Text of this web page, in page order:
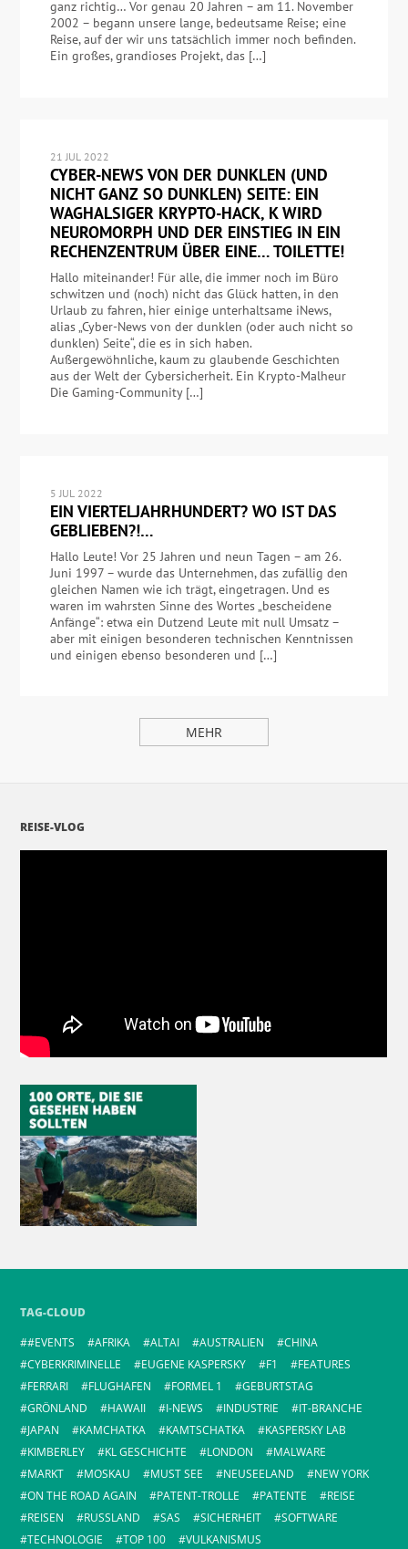
ganz richtig… Vor genau 20 Jahren – am 11. November
2002 – begann unsere lange, bedeutsame Reise; eine
Reise, auf der wir uns tatsächlich immer noch befinden.
Ein großes, grandioses Projekt, das […]
21 JUL 2022
CYBER-NEWS VON DER DUNKLEN (UND
NICHT GANZ SO DUNKLEN) SEITE: EIN
WAGHALSIGER KRYPTO-HACK, K WIRD
NEUROMORPH UND DER EINSTIEG IN EIN
RECHENZENTRUM ÜBER EINE… TOILETTE!
Hallo miteinander! Für alle, die immer noch im Büro
schwitzen und (noch) nicht das Glück hatten, in den
Urlaub zu fahren, hier einige unterhaltsame iNews,
alias „Cyber-News von der dunklen (oder auch nicht so
dunklen) Seite“, die es in sich haben.
Außergewöhnliche, kaum zu glaubende Geschichten
aus der Welt der Cybersicherheit. Ein Krypto-Malheur
Die Gaming-Community […]
5 JUL 2022
EIN VIERTELJAHRHUNDERT? WO IST DAS
GEBLIEBEN?!…
Hallo Leute! Vor 25 Jahren und neun Tagen – am 26.
Juni 1997 – wurde das Unternehmen, das zufällig den
gleichen Namen wie ich trägt, eingetragen. Und es
waren im wahrsten Sinne des Wortes „bescheidene
Anfänge“: etwa ein Dutzend Leute mit null Umsatz –
aber mit einigen besonderen technischen Kenntnissen
und einigen ebenso besonderen und […]
MEHR
REISE-VLOG
TAG-CLOUD
#EVENTS
AFRIKA ALTAI AUSTRALIEN
CHINA
CYBERKRIMINELLE
EUGENE KASPERSKY F1
FEATURES
FERRARI
FLUGHAFEN FORMEL 1
GEBURTSTAG
GRÖNLAND
HAWAII I-NEWS INDUSTRIE
IT-BRANCHE
JAPAN
KAMCHATKA KAMTSCHATKA
KASPERSKY LAB
KIMBERLEY
KL GESCHICHTE LONDON
MALWARE
MARKT
MOSKAU MUST SEE NEUSEELAND
NEW YORK
ON THE ROAD AGAIN
PATENT-TROLLE PATENTE
REISE
REISEN
RUSSLAND SAS SICHERHEIT
SOFTWARE
TECHNOLOGIE
TOP 100
VULKANISMUS